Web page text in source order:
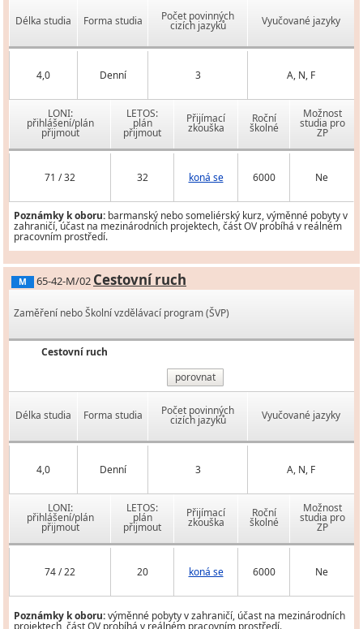
Délka studia Forma studia Počet povinných
cizích jazyků Vyučované jazyky
4,0 Denní 3 A, N, F
LONI:
přihlášení/plán
přijmout
LETOS:
plán
přijmout
Přijímací
zkouška
Roční
školné
Možnost
studia pro
ZP
71 / 32 32 koná se 6000 Ne
Poznámky k oboru: barmanský nebo someliérský kurz, výměnné pobyty v
zahraničí, účast na mezinárodních projektech, část OV probíhá v reálném
pracovním prostředí.
M 65-42-M/02 Cestovní ruch
Zaměření nebo Školní vzdělávací program (ŠVP)
Cestovní ruch
porovnat
Délka studia Forma studia Počet povinných
cizích jazyků Vyučované jazyky
4,0 Denní 3 A, N, F
LONI:
přihlášení/plán
přijmout
LETOS:
plán
přijmout
Přijímací
zkouška
Roční
školné
Možnost
studia pro
ZP
74 / 22 20 koná se 6000 Ne
Poznámky k oboru:výměnné pobyty v zahraničí, účast na mezinárodních